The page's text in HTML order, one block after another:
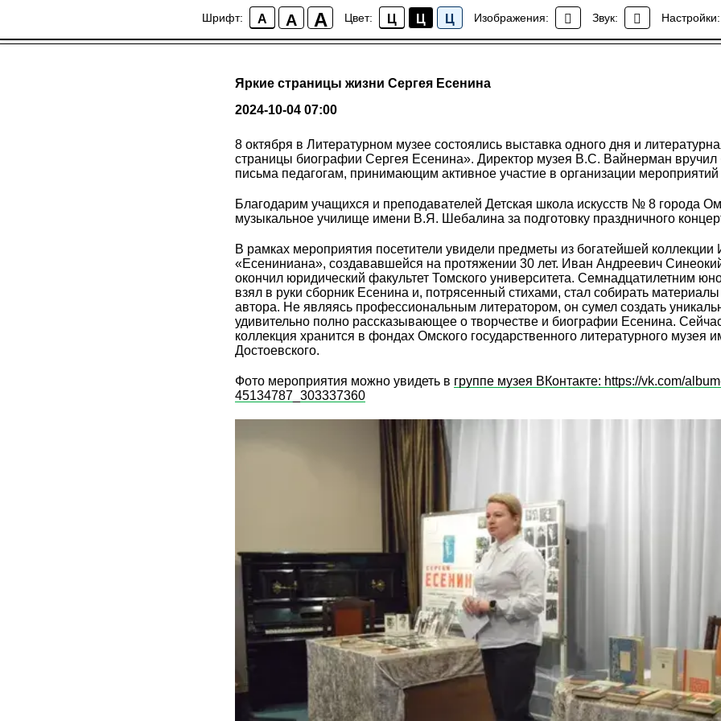
Шрифт: A A A Цвет: Ц Ц Ц Изображения: Звук: Настройки:
События
Яркие страницы жизни Сергея Есенина
2024-10-04 07:00
8 октября в Литературном музее состоялись выставка одного дня и
страницы биографии Сергея Есенина». Директор музея В.С. Вайнерман вручил
письма педагогам, принимающим активное участие в организации мероприятий
Благодарим учащихся и преподавателей Детская школа искусств № 8 города
музыкальное училище имени В.Я. Шебалина за подготовку праздничного
В рамках мероприятия посетители увидели предметы из богатейшей
«Есениниана», создававшейся на протяжении 30 лет. Иван Андреевич
окончил юридический факультет Томского университета. Семнадцатилетним
взял в руки сборник Есенина и, потрясенный стихами, стал собирать
автора. Не являясь профессиональным литератором, он сумел создать
удивительно полно рассказывающее о творчестве и биографии Есенина.
коллекция хранится в фондах Омского государственного литературного музея
Достоевского.
Фото мероприятия можно увидеть в группе музея ВКонтакте: https://vk.com/
45134787_303337360